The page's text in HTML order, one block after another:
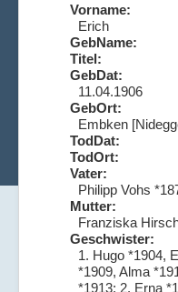
Vorname:
Erich
GebName:
Titel:
GebDat:
11.04.1906
GebOrt:
Embken
TodDat:
TodOrt:
Vater:
Philipp Vohs
Mutter:
Franziska
Geschwister:
1. Hugo *1904,
*1909, Alma
*1913; 2. Erna